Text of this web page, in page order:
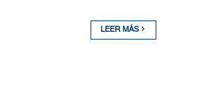
LEER MÁS